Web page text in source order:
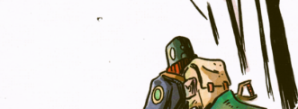
Exposições e
Fanzines
Festivais e Salões